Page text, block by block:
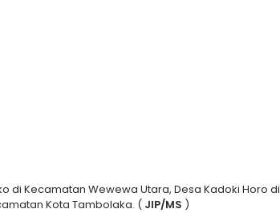
di Kecamatan Wewewa Utara, Desa Kadoki Horo di
Kota Tambolaka. ( JIP/MS )